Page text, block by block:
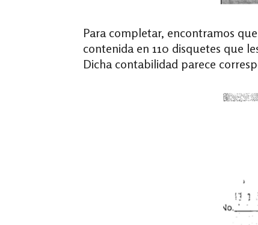
Para completar, encontramos
contenida en 110 disquetes que
Dicha contabilidad parece